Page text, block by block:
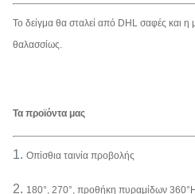
Ακουστικός
10Wx2
Resulution
Το δείγμα θα σταλεί από DHL σαφές και η
θαλασσίως.
Τα προϊόντα μας
1. Οπίσθια ταινία προβολής
2. 180°, 270°, προθήκη πυραμίδων